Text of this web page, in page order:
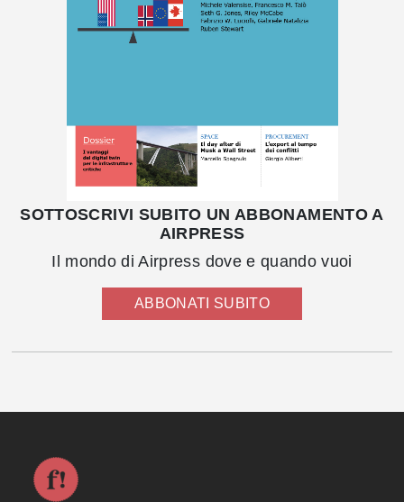
SOTTOSCRIVI SUBITO UN ABBONAMENTO A
AIRPRESS
Il mondo di Airpress dove e quando vuoi
ABBONATI SUBITO